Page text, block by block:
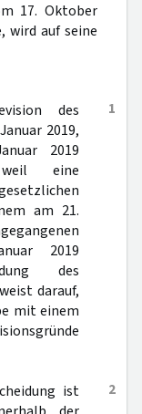
17. Oktober
wird auf seine
1
des
2019,
2019
eine
am 21.
2019
des
darauf,
mit einem
2
ist